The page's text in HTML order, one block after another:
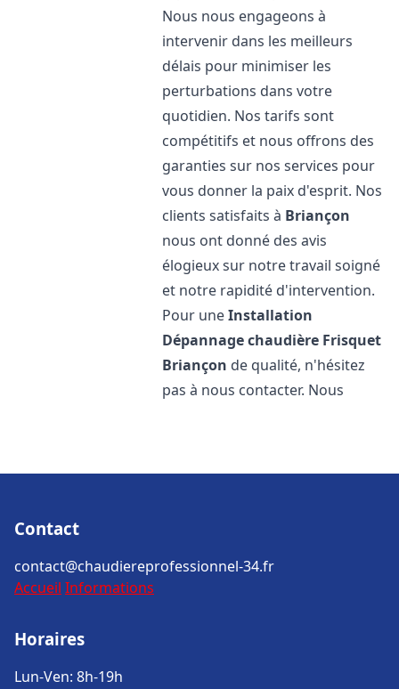
Nous nous engageons à
intervenir dans les meilleurs
délais pour minimiser les
perturbations dans votre
quotidien. Nos tarifs sont
compétitifs et nous offrons des
garanties sur nos services pour
vous donner la paix d'esprit. Nos
clients satisfaits à Briançon
nous ont donné des avis
élogieux sur notre travail soigné
et notre rapidité d'intervention.
Pour uneInstallation
Dépannage chaudière Frisquet
Briançon de qualité, n'hésitez
pas à nous contacter. Nous
Contact
contact@chaudiereprofessionnel-34.fr
Accueil Informations
Horaires
Lun-Ven: 8h-19h